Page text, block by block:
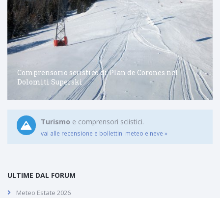
Comprensorio sciistico di Plan de Corones nel
Dolomiti Superski
Turismo e comprensori sciistici.
vai alle recensione e bollettini meteo e neve »
ULTIME DAL FORUM
Meteo Estate 2026